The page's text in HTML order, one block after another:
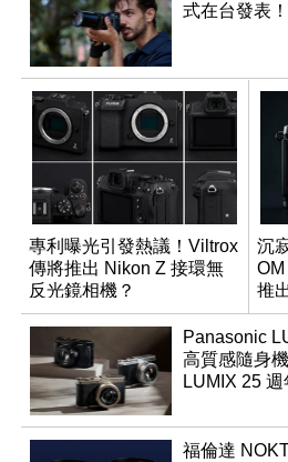
式在台發表
專利曝光引發熱議！Viltrox
傳將推出 Nikon Z 接環無
反光鏡相機？
沉
推
Panasonic
高質感隨身
LUMIX 25 週
福倫達